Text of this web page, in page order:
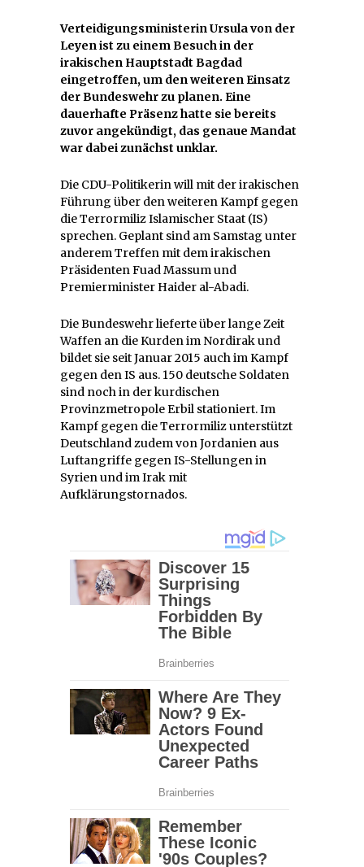
Verteidigungsministerin Ursula von der
Leyen ist zu einem Besuch in der
irakischen Hauptstadt Bagdad
eingetroffen, um den weiteren Einsatz
der Bundeswehr zu planen. Eine
dauerhafte Präsenz hatte sie bereits
zuvor angekündigt, das genaue Mandat
war dabei zunächst unklar.
Die CDU-Politikerin will mit der irakischen
Führung über den weiteren Kampf gegen
die Terrormiliz Islamischer Staat (IS)
sprechen. Geplant sind am Samstag unter
anderem Treffen mit dem irakischen
Präsidenten Fuad Massum und
Premierminister Haider al-Abadi.
Die Bundeswehr lieferte über lange Zeit
Waffen an die Kurden im Nordirak und
bildet sie seit Januar 2015 auch im Kampf
gegen den IS aus. 150 deutsche Soldaten
sind noch in der kurdischen
Provinzmetropole Erbil stationiert. Im
Kampf gegen die Terrormiliz unterstützt
Deutschland zudem von Jordanien aus
Luftangriffe gegen IS-Stellungen in
Syrien und im Irak mit
Aufklärungstornados.